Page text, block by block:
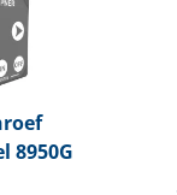
8950G